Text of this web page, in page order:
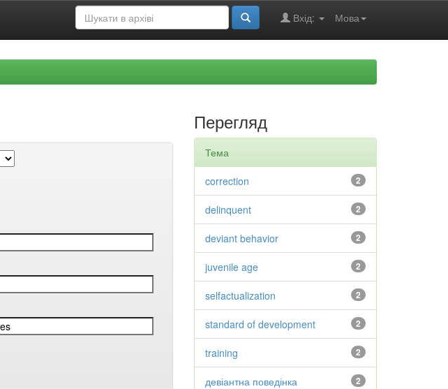
Мова
Вхід:
Перегляд
Тема
2
correction
2
delinquent
2
deviant behavior
2
juvenile age
2
selfactualization
2
standard of development
2
training
2
девіантна поведінка